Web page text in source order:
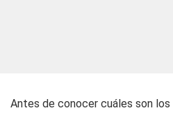
Antes de conocer cuáles son los